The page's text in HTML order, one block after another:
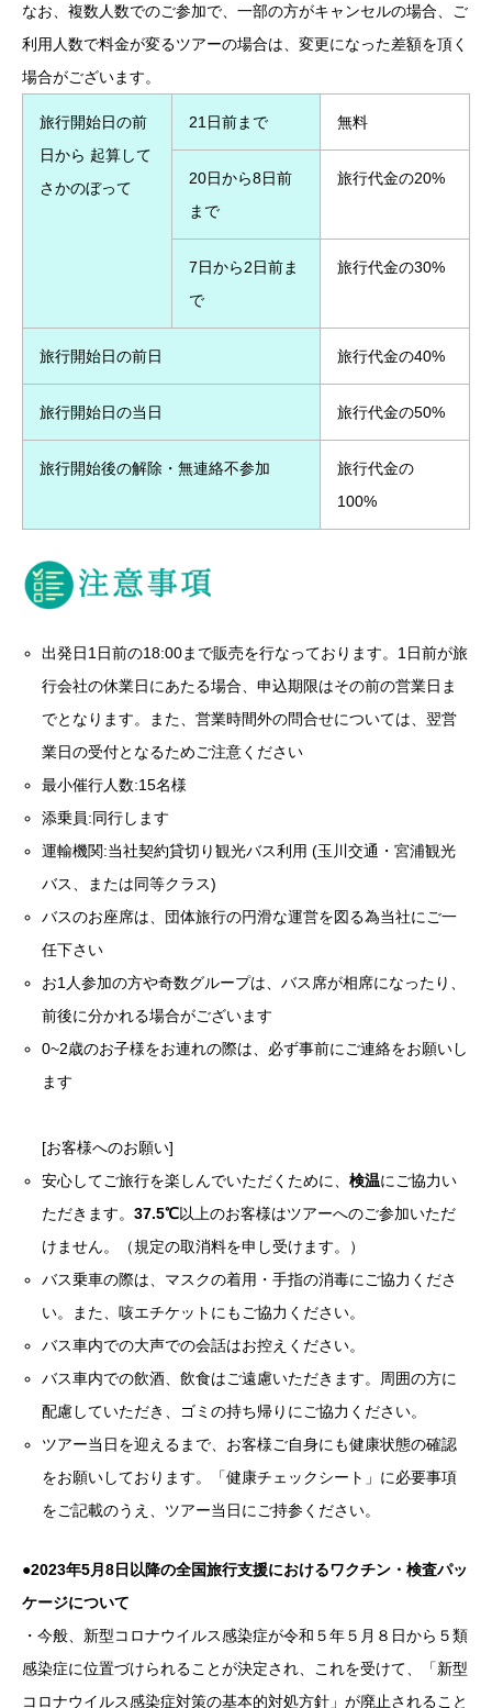
なお、複数人数でのご参加で、一部の方がキャンセルの場合、ご
利用人数で料金が変るツアーの場合は、変更になった差額を頂く
場合がございます。
旅行開始日の前
日から 起算して
さかのぼって
21日前まで 無料
20日から8日前
まで
旅行代金の20%
7日から2日前ま
で
旅行代金の30%
旅行開始日の前日 旅行代金の40%
旅行開始日の当日 旅行代金の50%
旅行開始後の解除・無連絡不参加
旅行代金の
100%
出発日1日前の18:00まで販売を行なっております。1日前が旅
行会社の休業日にあたる場合、申込期限はその前の営業日ま
でとなります。また、営業時間外の問合せについては、翌営
業日の受付となるためご注意ください
最小催行人数:15名様
添乗員:同行します
運輸機関:当社契約貸切り観光バス利用 (玉川交通・宮浦観光
バス、または同等クラス)
バスのお座席は、団体旅行の円滑な運営を図る為当社にご一
任下さい
お1人参加の方や奇数グループは、バス席が相席になったり、
前後に分かれる場合がございます
0~2歳のお子様をお連れの際は、必ず事前にご連絡をお願いし
ます
[お客様へのお願い]
安心してご旅行を楽しんでいただくために、検温にご協力い
ただきます。37.5℃以上のお客様はツアーへのご参加いただ
けません。（規定の取消料を申し受けます。）
バス乗車の際は、マスクの着用・手指の消毒にご協力くださ
い。また、咳エチケットにもご協力ください。
バス車内での大声での会話はお控えください。
バス車内での飲酒、飲食はご遠慮いただきます。周囲の方に
配慮していただき、ゴミの持ち帰りにご協力ください。
ツアー当日を迎えるまで、お客様ご自身にも健康状態の確認
をお願いしております。「健康チェックシート」に必要事項
をご記載のうえ、ツアー当日にご持参ください。
●2023年5月8日以降の全国旅行支援におけるワクチン・検査パッ
ケージについて
・今般、新型コロナウイルス感染症が令和５年５月８日から５類
感染症に位置づけられることが決定され、これを受けて、「新型
コロナウイルス感染症対策の基本的対処方針」が廃止されること